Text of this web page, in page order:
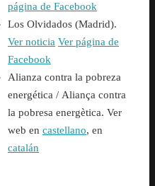
página de Facebook
Los Olvidados (Madrid).
Ver noticia Ver página de
Facebook
Alianza contra la pobreza
energética / Aliança contra
la pobresa energètica. Ver
web en castellano, en
catalán